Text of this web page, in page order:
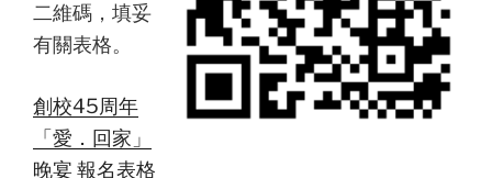
二維碼，填妥
有關表格。
創校45周年
「愛．回家」
晚宴 報名表格